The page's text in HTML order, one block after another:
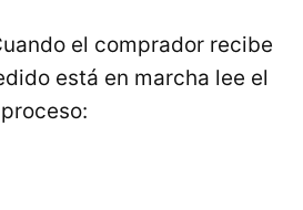
el comprador recibe
está en marcha lee el